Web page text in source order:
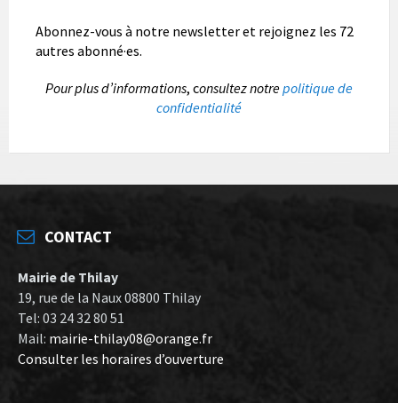
Abonnez-vous à notre newsletter et rejoignez les 72
autres abonné·es.
Pour plus d’informations, consultez notrepolitique de
confidentialité
CONTACT
Mairie de Thilay
19, rue de la Naux 08800 Thilay
Tel: 03 24 32 80 51
Mail: mairie-thilay08@orange.fr
Consulter les horaires d’ouverture